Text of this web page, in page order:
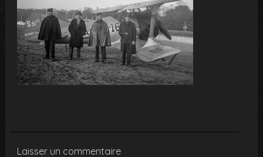
Laisser un commentaire